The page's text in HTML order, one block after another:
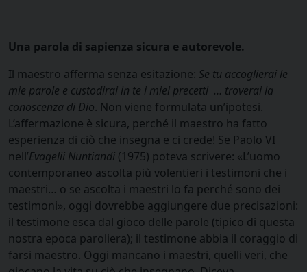
Una parola di sapienza sicura e autorevole.
Il maestro afferma senza esitazione: Se tu accoglierai le
mie parole e custodirai in te i miei precetti … troverai la
conoscenza di Dio. Non viene formulata un’ipotesi.
L’affermazione è sicura, perché il maestro ha fatto
esperienza di ciò che insegna e ci crede! Se Paolo VI
nell’Evagelii Nuntiandi (1975) poteva scrivere: «L’uomo
contemporaneo ascolta più volentieri i testimoni che i
maestri… o se ascolta i maestri lo fa perché sono dei
testimoni», oggi dovrebbe aggiungere due precisazioni:
il testimone esca dal gioco delle parole (tipico di questa
nostra epoca paroliera); il testimone abbia il coraggio di
farsi maestro. Oggi mancano i maestri, quelli veri, che